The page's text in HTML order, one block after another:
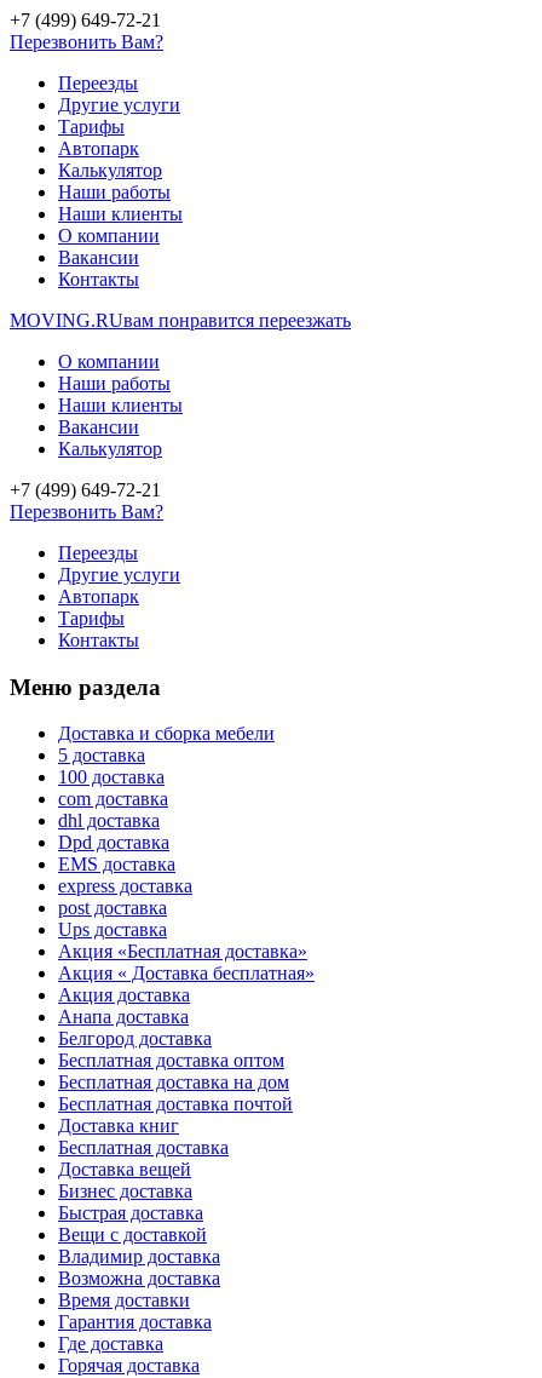
+7 (499) 649-72-21
Перезвонить Вам?
Переезды
Другие услуги
Тарифы
Автопарк
Калькулятор
Наши работы
Наши клиенты
О компании
Вакансии
Контакты
MOVING.RUвам понравится переезжать
О компании
Наши работы
Наши клиенты
Вакансии
Калькулятор
+7 (499) 649-72-21
Перезвонить Вам?
Переезды
Другие услуги
Автопарк
Тарифы
Контакты
Меню раздела
Доставка и сборка мебели
5 доставка
100 доставка
com доставка
dhl доставка
Dpd доставка
EMS доставка
express доставка
post доставка
Ups доставка
Акция «Бесплатная доставка»
Акция « Доставка бесплатная»
Акция доставка
Анапа доставка
Белгород доставка
Бесплатная доставка оптом
Бесплатная доставка на дом
Бесплатная доставка почтой
Доставка книг
Бесплатная доставка
Доставка вещей
Бизнес доставка
Быстрая доставка
Вещи с доставкой
Владимир доставка
Возможна доставка
Время доставки
Гарантия доставка
Где доставка
Горячая доставка